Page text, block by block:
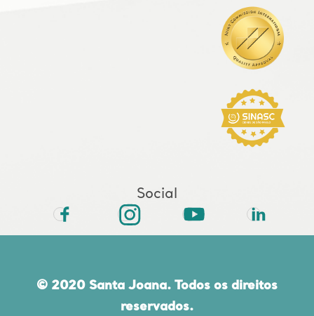
Social
© 2020 Santa Joana. Todos os direitos
reservados.